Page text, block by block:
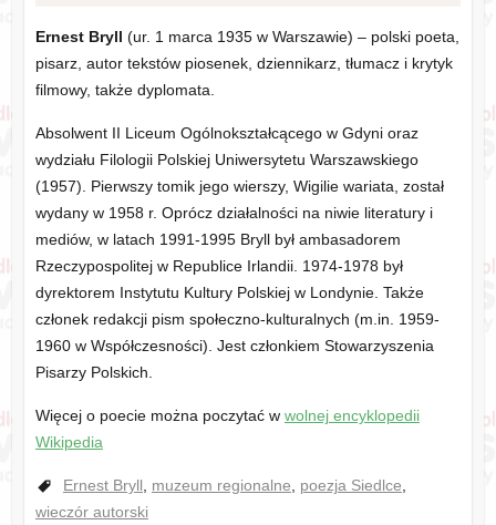
Ernest Bryll (ur. 1 marca 1935 w Warszawie) – polski poeta,
pisarz, autor tekstów piosenek, dziennikarz, tłumacz i krytyk
filmowy, także dyplomata.
Absolwent II Liceum Ogólnokształcącego w Gdyni oraz
wydziału Filologii Polskiej Uniwersytetu Warszawskiego
(1957). Pierwszy tomik jego wierszy, Wigilie wariata, został
wydany w 1958 r. Oprócz działalności na niwie literatury i
mediów, w latach 1991-1995 Bryll był ambasadorem
Rzeczypospolitej w Republice Irlandii. 1974-1978 był
dyrektorem Instytutu Kultury Polskiej w Londynie. Także
członek redakcji pism społeczno-kulturalnych (m.in. 1959-
1960 w Współczesności). Jest członkiem Stowarzyszenia
Pisarzy Polskich.
Więcej o poecie można poczytać w wolnej encyklopedii
Wikipedia
Ernest Bryll muzeum regionalne poezja Siedlce
wieczór autorski